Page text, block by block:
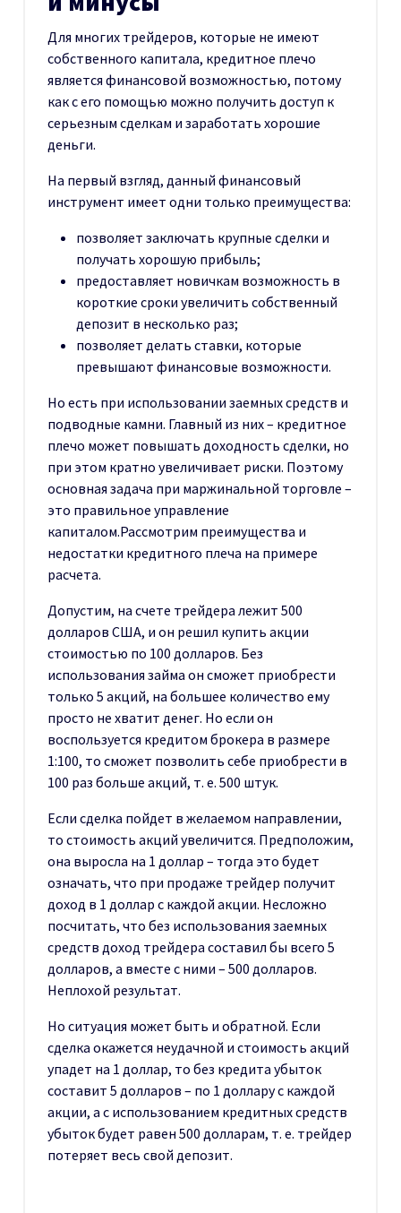
Для многих трейдеров, которые не имеют
собственного капитала, кредитное плечо
является финансовой возможностью, потому
как с его помощью можно получить доступ к
серьезным сделкам и заработать хорошие
деньги.
На первый взгляд, данный финансовый
инструмент имеет одни только преимущества:
позволяет заключать крупные сделки и
получать хорошую прибыль;
предоставляет новичкам возможность в
короткие сроки увеличить собственный
депозит в несколько раз;
позволяет делать ставки, которые
превышают финансовые возможности.
Но есть при использовании заемных средств и
подводные камни. Главный из них – кредитное
плечо может повышать доходность сделки, но
при этом кратно увеличивает риски. Поэтому
основная задача при маржинальной торговле –
это правильное управление
капиталом.Рассмотрим преимущества и
недостатки кредитного плеча на примере
расчета.
Допустим, на счете трейдера лежит 500
долларов США, и он решил купить акции
стоимостью по 100 долларов. Без
использования займа он сможет приобрести
только 5 акций, на большее количество ему
просто не хватит денег. Но если он
воспользуется кредитом брокера в размере
1:100, то сможет позволить себе приобрести в
100 раз больше акций, т. е. 500 штук.
Если сделка пойдет в желаемом направлении,
то стоимость акций увеличится. Предположим,
она выросла на 1 доллар – тогда это будет
означать, что при продаже трейдер получит
доход в 1 доллар с каждой акции. Несложно
посчитать, что без использования заемных
средств доход трейдера составил бы всего 5
долларов, а вместе с ними – 500 долларов.
Неплохой результат.
Но ситуация может быть и обратной. Если
сделка окажется неудачной и стоимость акций
упадет на 1 доллар, то без кредита убыток
составит 5 долларов – по 1 доллару с каждой
акции, а с использованием кредитных средств
убыток будет равен 500 долларам, т. е. трейдер
потеряет весь свой депозит.